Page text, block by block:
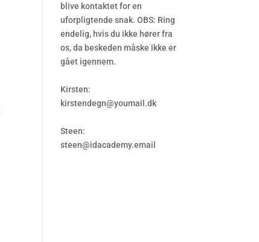
blive kontaktet for en
uforpligtende snak. OBS: Ring
endelig, hvis du ikke hører fra
os, da beskeden måske ikke er
gået igennem.
Kirsten:
kirstendegn@youmail.dk
Steen:
steen@idacademy.email